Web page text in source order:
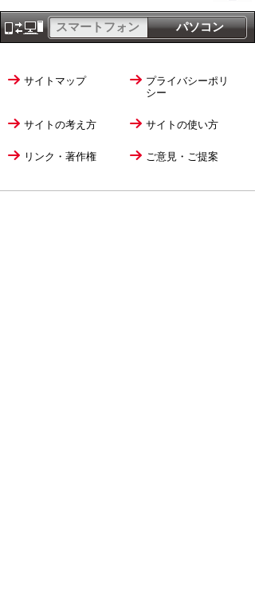
パソコン
スマートフォン
サイトマップ
プライバシーポリ
シー
サイトの考え方 サイトの使い方
リンク・著作権 ご意見・ご提案